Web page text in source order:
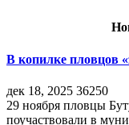
В копилке пловцов
дек 18, 2025 36250
29 ноября пловцы
поучаствовали в